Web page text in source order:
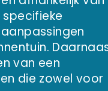
van een
die zowel voor